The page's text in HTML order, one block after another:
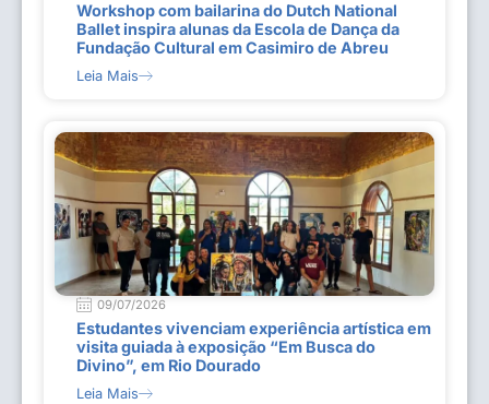
Workshop com bailarina do Dutch National
Ballet inspira alunas da Escola de Dança da
Fundação Cultural em Casimiro de Abreu
Leia Mais
09/07/2026
Estudantes vivenciam experiência artística em
visita guiada à exposição “Em Busca do
Divino”, em Rio Dourado
Leia Mais